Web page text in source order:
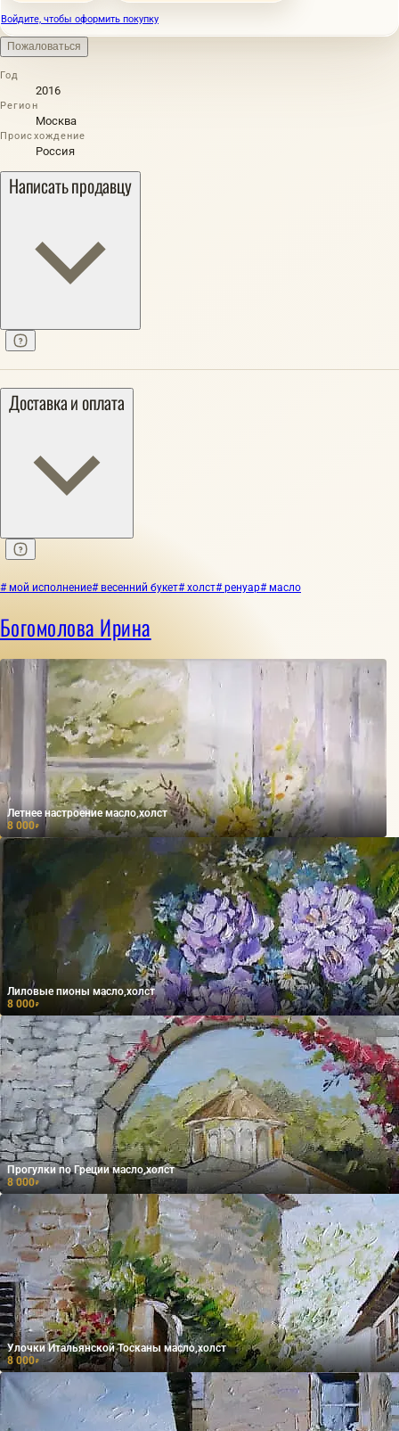
Войдите, чтобы оформить покупку
Пожаловаться
Год
2016
Регион
Москва
Происхождение
Россия
Написать продавцу
Доставка и оплата
# мой исполнение# весенний букет# холст# ренуар# масло
Богомолова Ирина
Летнее настроение масло,холст
8 000₽
Лиловые пионы масло,холст
8 000₽
Прогулки по Греции масло,холст
8 000₽
Улочки Итальянской Тосканы масло,холст
8 000₽